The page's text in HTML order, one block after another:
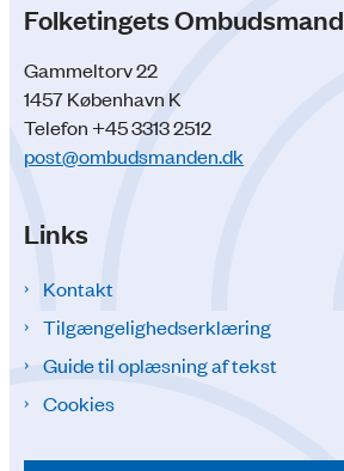
Folketingets Ombudsmand
Gammeltorv 22
1457 København K
Telefon +45 3313 2512
post@ombudsmanden.dk
Links
Kontakt
Tilgængelighedserklæring
Guide til oplæsning af tekst
Cookies